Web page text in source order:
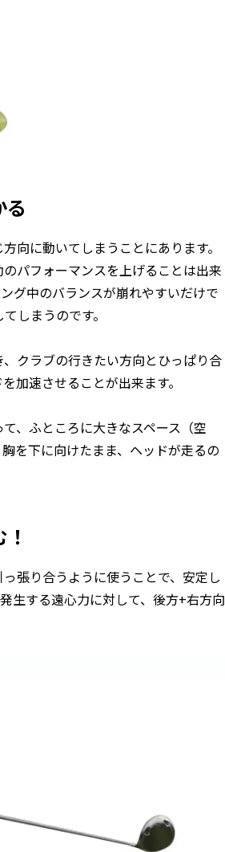
向に動いてしまうことにあります。
パフォーマンスを上げることは出来
グ中のバランスが崩れやすいだけで
しまうのです。
クラブの行きたい方向とひっぱり合
加速させることが出来ます。
、ふところに大きなスペース（空
を下に向けたまま、ヘッドが走るの
張り合うように使うことで、安定し
生する遠心力に対して、後方+右方向